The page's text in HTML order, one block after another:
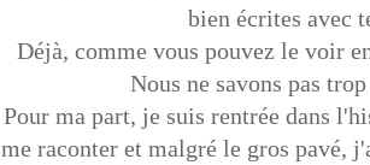
bien écrites avec
Déjà, comme vous pouvez le voir
Nous ne savons pas
Pour ma part, je suis rentrée dans
me raconter et malgré le gros pavé,